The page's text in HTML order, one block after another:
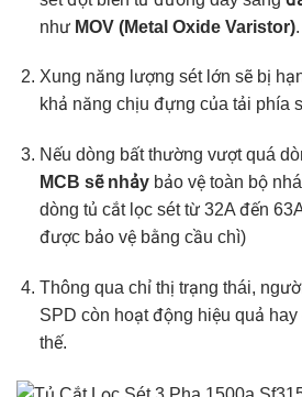
như MOV (Metal Oxide Varistor).
Xung năng lượng sét lớn sẽ bị
khả năng chịu đựng của tải phía
Nếu dòng bất thường vượt quá
MCB sẽ nhảybảo vệ toàn bộ
dòng tủ cắt lọc sét từ 32A đến
được bảo vệ bằng cầu chì)
Thông qua chỉ thị trạng thái,
SPD còn hoạt động hiệu quả
thế.